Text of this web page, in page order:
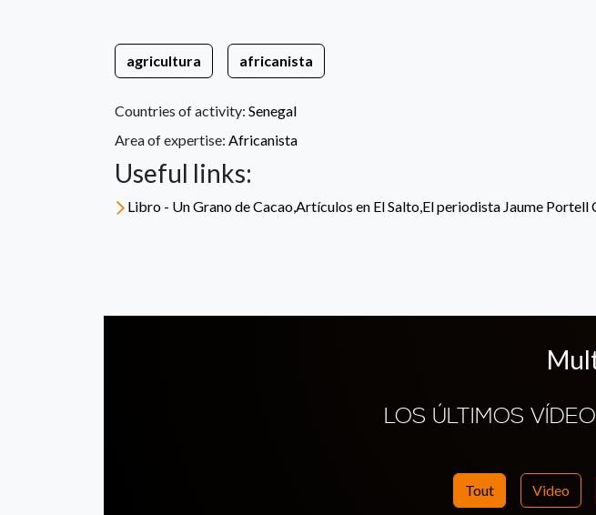
agricultura africanista
Countries of activity: Senegal
Area of expertise: Africanista
Useful links:
Libro - Un Grano de Cacao,Artículos en El Salto,El periodista Jaume Portell
LOS ÚLTIMOS
Tout Video